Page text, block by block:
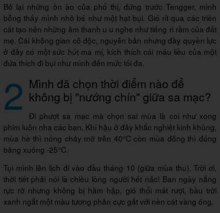
Bỏ lại những ồn ào của phố thị, đứng trước Tengger, mình
bỗng thấy mình nhỏ bé như một hạt bụi. Gió rít qua các triền
cát tạo nên những âm thanh u u nghe như tiếng rì rầm của đất
mẹ. Cái không gian cô độc, nguyên bản nhưng đầy quyền lực
ở đây có một sức hút ma mị, kích thích cái máu liều của một
đứa thích đi bụi như mình đến mức tối đa.
2 Mình đã chọn thời điểm nào để
không bị "nướng chín" giữa sa mạc?
Đi phượt sa mạc mà chọn sai mùa là coi như xong
phim luôn nha các bạn. Khí hậu ở đây khắc nghiệt kinh khủng,
mùa hè thì nóng chảy mỡ trên 40°C còn mùa đông thì đóng
băng xuống -25°C.
Tụi mình lên lịch đi vàođầu tháng 10 (giữa mùa thu). Trời ơi,
thời tiết phải nói là chiều lòng người hết nấc! Ban ngày nắng
rực rỡ nhưng không bị hầm hập, gió thổi mát rượi, bầu trời
xanh ngắt một màu tương phản cực gắt với nền cát vàng óng.